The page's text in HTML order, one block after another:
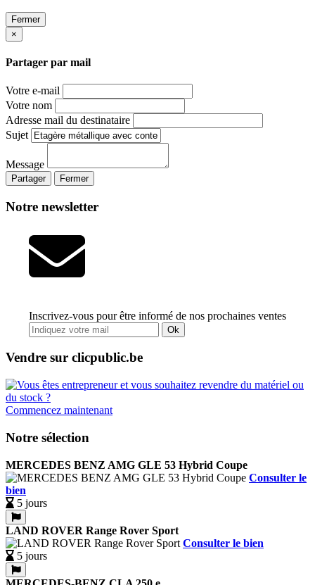
Fermer
×
Partager par mail
Votre e-mail
Votre nom
Adresse mail du destinataire
Sujet
Message
Partager Fermer
Notre newsletter
Inscrivez-vous pour être informé de nos prochaines ventes
Ok
Vendre sur clicpublic.be
Commencez maintenant
Notre sélection
MERCEDES BENZ AMG GLE 53 Hybrid Coupe
Consulter le
bien
5 jours
LAND ROVER Range Rover Sport
Consulter le bien
5 jours